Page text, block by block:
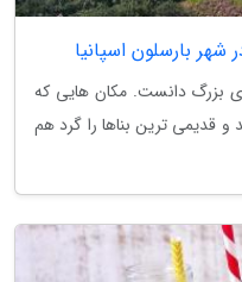
بارسلون اسپانیا
بزرگ دانست. مکان هایی که
و قدیمی ترین بناها را گرد هم